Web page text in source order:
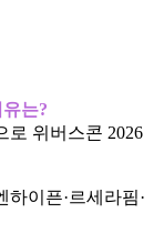
는?
로 위버스콘 2026
하이픈·르세라핌·